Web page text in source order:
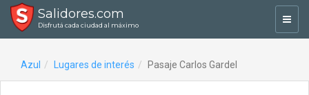
Salidores.com
Disfrutá cada ciudad al máximo
Azul Lugares de interés Pasaje Carlos Gardel